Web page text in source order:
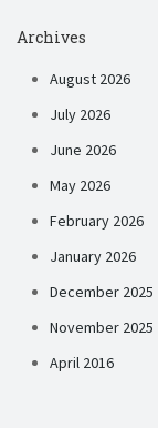
Archives
August 2026
July 2026
June 2026
May 2026
February 2026
January 2026
December 2025
November 2025
April 2016